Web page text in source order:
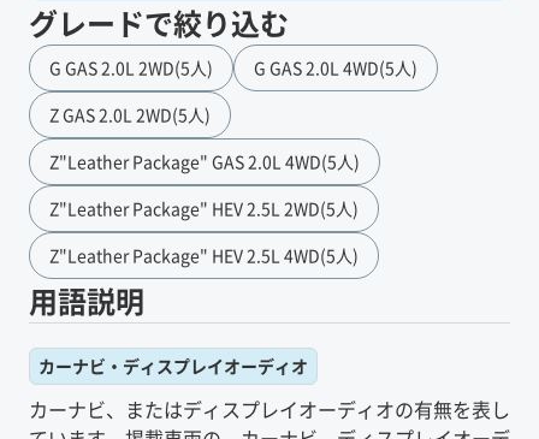
グレードで絞り込む
G GAS 2.0L 2WD(5人)
G GAS 2.0L 4WD(5人)
Z GAS 2.0L 2WD(5人)
Z"Leather Package" GAS 2.0L 4WD(5人)
Z"Leather Package" HEV 2.5L 2WD(5人)
Z"Leather Package" HEV 2.5L 4WD(5人)
用語説明
カーナビ・ディスプレイオーディオ
カーナビ、またはディスプレイオーディオの有無を表し